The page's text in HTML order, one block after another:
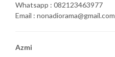
Whatsapp : 082123463977
Email : nonadiorama@gmail.com
Azmi